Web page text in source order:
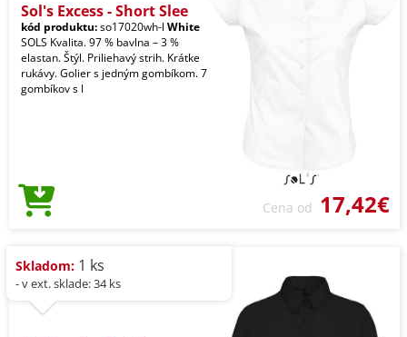
Sol's Excess - Short Slee
kód produktu:so17020wh-l White
SOLS Kvalita. 97 % bavlna – 3 %
elastan. Štýl. Priliehavý strih. Krátke
rukávy. Golier s jedným gombíkom. 7
gombíkov s l
Cena od 17,42€
Skladom: 1 ks
- v ext. sklade: 34 ks